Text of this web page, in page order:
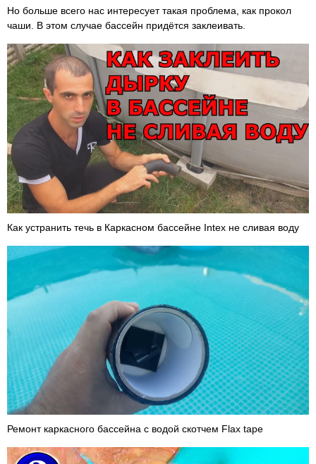
Но больше всего нас интересует такая проблема, как прокол
чаши. В этом случае бассейн придётся заклеивать.
Как устранить течь в Каркасном бассейне Intex не сливая воду
Ремонт каркасного бассейна с водой скотчем Flax tape